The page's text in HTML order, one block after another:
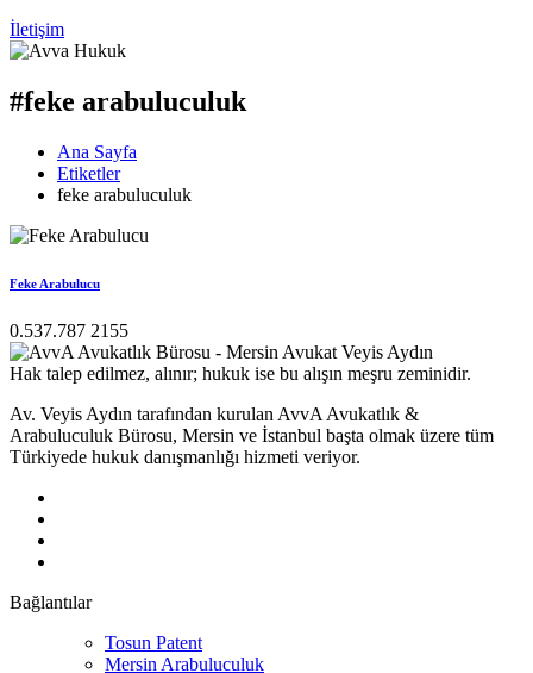
İletişim
#feke arabuluculuk
Ana Sayfa
Etiketler
feke arabuluculuk
Feke Arabulucu
0.537.787 2155
Hak talep edilmez, alınır; hukuk ise bu alışın meşru zeminidir.
Av. Veyis Aydın tarafından kurulan AvvA Avukatlık &
Arabuluculuk Bürosu, Mersin ve İstanbul başta olmak üzere tüm
Türkiyede hukuk danışmanlığı hizmeti veriyor.
Bağlantılar
Tosun Patent
Mersin Arabuluculuk